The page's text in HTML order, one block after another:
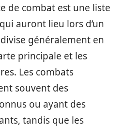
de combat est une liste
auront lieu lors d’un
généralement en
principale et les
Les combats
souvent des
ou ayant des
tandis que les